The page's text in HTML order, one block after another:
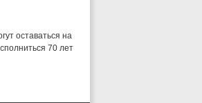
оставаться на
70 лет